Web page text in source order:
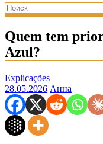
Quem tem
Azul?
Explicações
28.05.2026 Анна